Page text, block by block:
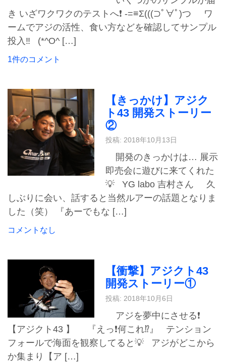
き いざワクワクのテストへ❗️ -=≡Σ(((⊃ﾟ∀ﾟ)つ ワ
ームでアジの活性、食い方などを確認してサンプル
投入‼️ (*^O^ […]
1件のコメント
【きっかけ】アジク
ト43 開発ストーリー
②
投稿: 2018年10月13日
開発のきっかけは… 展示
即売会に遊びに来てくれた
💡 YG labo 吉村さん 久
しぶりに会い、話すると当然ルアーの話題となりま
した（笑） 『あーでもな […]
コメントなし
【衝撃】アジクト43
開発ストーリー①
投稿: 2018年10月6日
アジを夢中にさせる❗️
【アジクト43 】 『えっ❗️何これ⁉️』 テンション
フォールで海面を観察してると💡 アジがどこから
か集まり【ア […]